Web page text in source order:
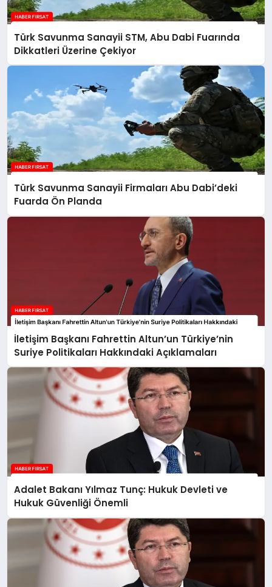
Türk Savunma Sanayii STM, Abu Dabi Fuarında
Dikkatleri Üzerine Çekiyor
Türk Savunma Sanayii Firmaları Abu Dabi’deki
Fuarda Ön Planda
İletişim Başkanı Fahrettin Altun’un Türkiye’nin
Suriye Politikaları Hakkındaki Açıklamaları
Adalet Bakanı Yılmaz Tunç: Hukuk Devleti ve
Hukuk Güvenliği Önemli